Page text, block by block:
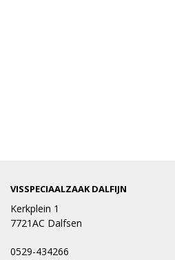
VISSPECIAALZAAK DALFIJN
Kerkplein 1
7721AC Dalfsen
0529-434266